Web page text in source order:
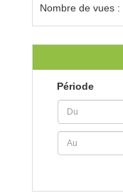
Nombre de vues :
Période